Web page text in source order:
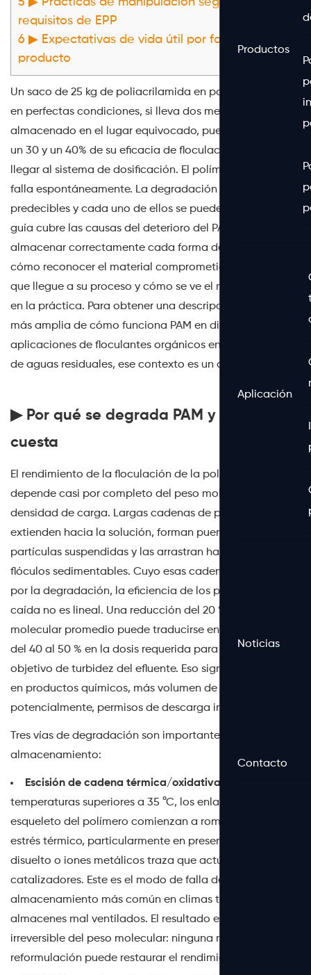
Productos
Aplicación
Noticias
Contacto
requisitos de EPP
6 ▶ Expectativas de vida útil por forma de
producto
Un saco de 25 kg de poliacrilamida en polvo que llega
en perfectas condiciones, si lleva dos meses
almacenado en el lugar equivocado, puede perder entre
un 30 y un 40% de su eficacia de floculación antes de
llegar al sistema de dosificación. El polímero en sí no
falla espontáneamente. La degradación sigue caminos
predecibles y cada uno de ellos se puede prevenir. Esta
guía cubre las causas del deterioro del PAM, cómo
almacenar correctamente cada forma de producto,
cómo reconocer el material comprometido antes de
que llegue a su proceso y cómo se ve el manejo seguro
en la práctica. Para obtener una descripción general
más amplia de cómo funciona PAM en diferentes
aplicaciones de floculantes orgánicos en el tratamiento
de aguas residuales, ese contexto es un contexto útil.
▶ Por qué se degrada PAM y cuánto le
cuesta
El rendimiento de la floculación de la poliacrilamida
depende casi por completo del peso molecular y la
densidad de carga. Largas cadenas de polímeros se
extienden hacia la solución, forman puentes entre las
partículas suspendidas y las arrastran hasta formar
flóculos sedimentables. Cuyo esas cadenas se acortan
por la degradación, la eficiencia de los puentes cae, y la
caída no es lineal. Una reducción del 20 % en el peso
molecular promedio puede traducirse en un aumento
del 40 al 50 % en la dosis requerida para lograr el mismo
objetivo de turbidez del efluente. Eso significa más gasto
en productos químicos, más volumen de lodos y,
potencialmente, permisos de descarga incumplidos.
Tres vías de degradación son importantes en el
almacenamiento:
Escisión de cadena térmica/oxidativa:
temperaturas superiores a 35 °C, los enlaces del
esqueleto del polímero comienzan a romperse bajo
estrés térmico, particularmente en presencia de oxígeno
disuelto o iones metálicos traza que actúan como
catalizadores. Este es el modo de falla de
almacenamiento más común en climas tropicales o
almacenes mal ventilados. El resultado es una reducción
irreversible del peso molecular: ninguna rehidratación o
reformulación puede restaurar el rendimiento original.